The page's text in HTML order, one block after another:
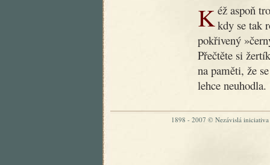
Kéž aspoň trochu přispějí k nápravě obecného vkusu v době,kdy se tak
pokřivený
Přečtěte si
na paměti, že
lehce neuhodla.
1898 - 2007 © Nezávislá